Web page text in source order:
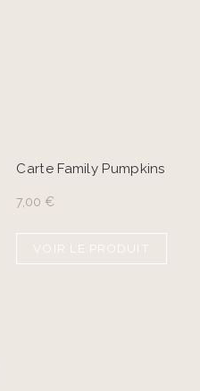
Carte Family Pumpkins
7,00 €
VOIR LE PRODUIT